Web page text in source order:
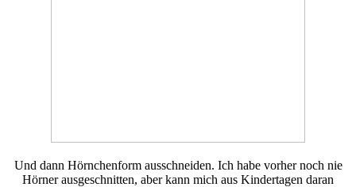
Und dann Hörnchenform ausschneiden. Ich habe vorher noch nie
Hörner ausgeschnitten, aber kann mich aus Kindertagen daran